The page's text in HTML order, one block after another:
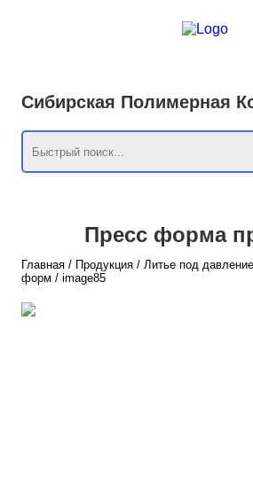
Сибирская Полимерная
Пресс форма
Главная / Продукция / Литье под
форм / image85